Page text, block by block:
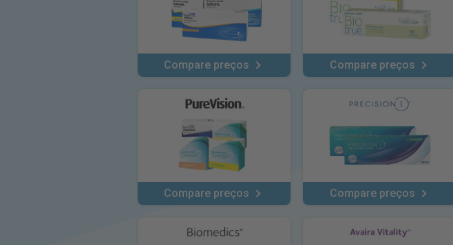
Compare preços Compare preços
Compare preços Compare preços